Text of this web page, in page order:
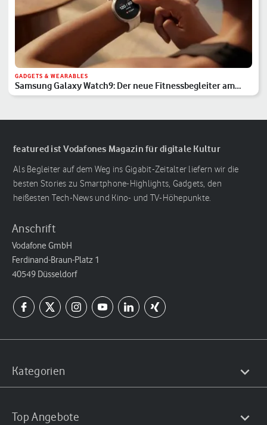
GADGETS & WEARABLES
Samsung Galaxy Watch9: Der neue Fitnessbegleiter am
Handgelenk
featured ist Vodafones Magazin für digitale Kultur
Als Begleiter auf dem Weg ins Gigabit-Zeitalter liefern wir die
besten Stories zu Smartphone-Highlights, Gadgets, den
heißesten Tech-News und Kino- und TV-Höhepunkte.
Anschrift
Vodafone GmbH
Ferdinand-Braun-Platz 1
40549 Düsseldorf
Kategorien
Top Angebote